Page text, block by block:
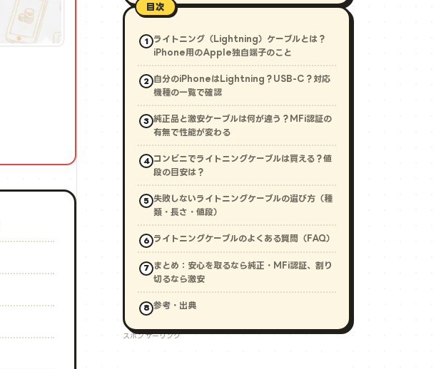
目次
ライトニング（Lightning）ケーブルとは？
iPhone用のApple独自端子のこと
自分のiPhoneはLightning？USB-C？対応
機種の一覧で確認
純正品と激安ケーブルは何が違う？MFi認証の
有無で性能が変わる
コンビニでライトニングケーブルは買える？値
段の目安は？
失敗しないライトニングケーブルの選び方（種
類・長さ・値段）
ライトニングケーブルのよくある質問（FAQ）
まとめ：安心を取るなら純正・MFi認証、割り
切るなら激安
参考・出典
スポンサーリンク